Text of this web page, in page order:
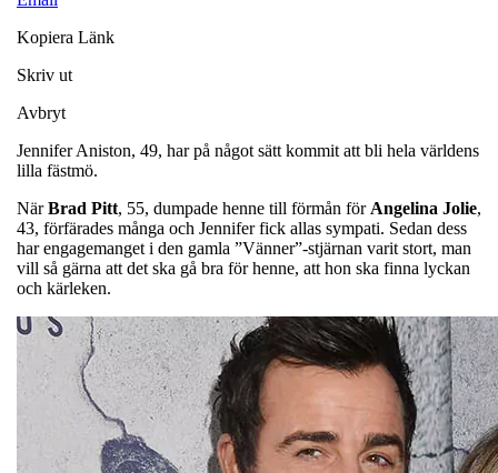
Kopiera Länk
Skriv ut
Avbryt
Jennifer Aniston, 49, har på något sätt kommit att bli hela världens
lilla fästmö.
NärBrad Pitt, 55, dumpade henne till förmån för Angelina Jolie,
43, förfärades många och Jennifer fick allas sympati. Sedan dess
har engagemanget i den gamla ”Vänner”-stjärnan varit stort, man
vill så gärna att det ska gå bra för henne, att hon ska finna lyckan
och kärleken.